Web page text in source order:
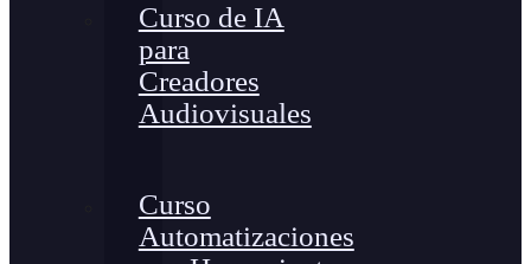
Curso de IA
para
Creadores
Audiovisuales
Curso
Automatizaciones